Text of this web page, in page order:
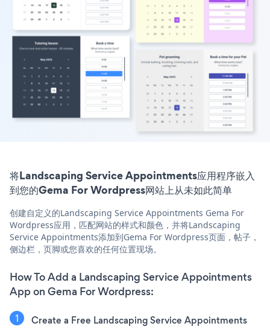
将Landscaping Service Appointments应用程序嵌入
到您的Gema For Wordpress网站上从未如此简单
创建自定义的Landscaping Service Appointments Gema For
Wordpress应用，匹配网站的样式和颜色，并将Landscaping
Service Appointments添加到Gema For Wordpress页面，帖子，
侧边栏，页脚或您喜欢的任何位置现场。
How To Add a Landscaping Service Appointments
App on Gema For Wordpress:
Create a Free Landscaping Service Appointments